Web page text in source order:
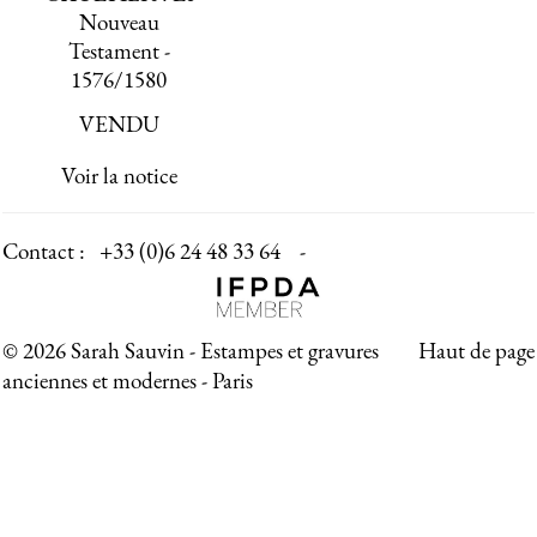
Nouveau
Testament -
1576/1580
VENDU
Voir la notice
Contact : +33 (0)6 24 48 33 64 -
Haut de page
© 2026 Sarah Sauvin - Estampes et gravures
anciennes et modernes - Paris